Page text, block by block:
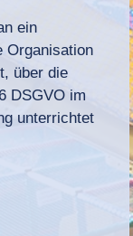
ein
Organisation
über die
DSGVO im
unterrichtet